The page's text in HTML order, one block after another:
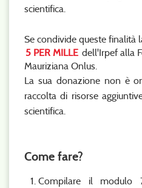
scientifica.
Se condivide queste finalità
5 PER MILLE dell'Irpef alla
Mauriziana Onlus.
La sua donazione non è
raccolta di risorse
scientifica.
Come fare?
Compilare il